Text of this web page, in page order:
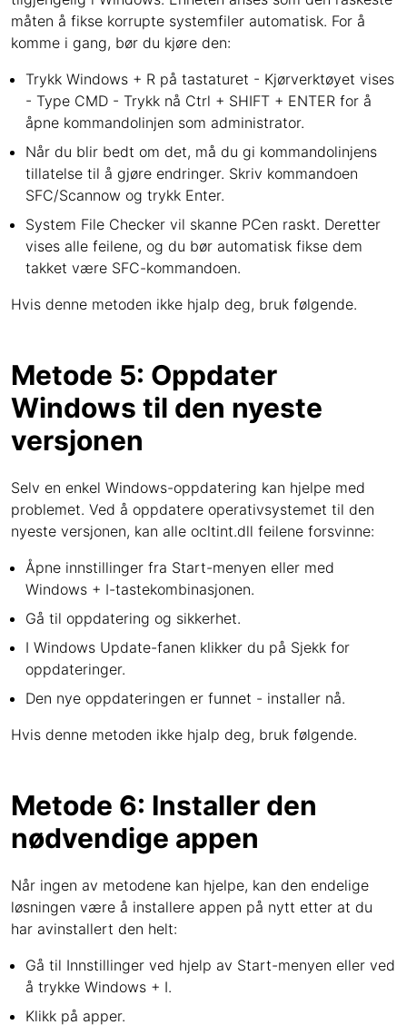
måten å fikse korrupte systemfiler automatisk. For å
komme i gang, bør du kjøre den:
Trykk Windows + R på tastaturet - Kjørverktøyet vises
- Type CMD - Trykk nå Ctrl + SHIFT + ENTER for å
åpne kommandolinjen som administrator.
Når du blir bedt om det, må du gi kommandolinjens
tillatelse til å gjøre endringer. Skriv kommandoen
SFC/Scannow og trykk Enter.
System File Checker vil skanne PCen raskt. Deretter
vises alle feilene, og du bør automatisk fikse dem
takket være SFC-kommandoen.
Hvis denne metoden ikke hjalp deg, bruk følgende.
Metode 5: Oppdater
Windows til den nyeste
versjonen
Selv en enkel Windows-oppdatering kan hjelpe med
problemet. Ved å oppdatere operativsystemet til den
nyeste versjonen, kan alle ocltint.dll feilene forsvinne:
Åpne innstillinger fra Start-menyen eller med
Windows + I-tastekombinasjonen.
Gå til oppdatering og sikkerhet.
I Windows Update-fanen klikker du på Sjekk for
oppdateringer.
Den nye oppdateringen er funnet - installer nå.
Hvis denne metoden ikke hjalp deg, bruk følgende.
Metode 6: Installer den
nødvendige appen
Når ingen av metodene kan hjelpe, kan den endelige
løsningen være å installere appen på nytt etter at du
har avinstallert den helt:
Gå til Innstillinger ved hjelp av Start-menyen eller ved
å trykke Windows + I.
Klikk på apper.